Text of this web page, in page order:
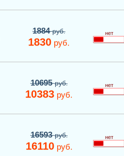
1884руб.
1830 руб.
нет
10695руб.
10383 руб.
нет
16593руб.
16110руб.
нет